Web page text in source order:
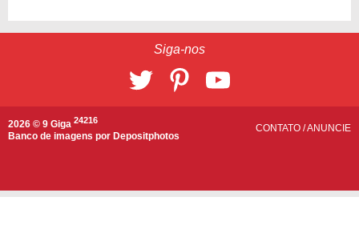
Siga-nos
2026 © 9 Giga 24216
Banco de imagens por Depositphotos
CONTATO /ANUNCIE